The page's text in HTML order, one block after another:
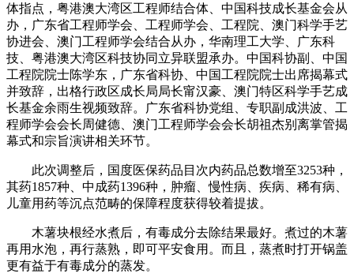
体指点，粤港澳大湾区工程师结合体、中国科技成长基金会从
办，广东省工程师学会、工程师学会、工程院、澳门科学手艺
协进会、澳门工程师学会结合从办，华南理工大学、广东科
技、粤港澳大湾区科技协同立异联盟承办。中国科协副、中国
工程院院士陈学东，广东省科协、中国工程院院士出席揭幕式
并致辞，出格行政区成长局局长甯汉豪、澳门特区科学手艺成
长基金余雨生视频致辞。广东省科协党组、专职副成洪波、工
程师学会会长周健德、澳门工程师学会会长胡祖杰别离掌管揭
幕式和宗旨演讲相关环节。
此次调整后，国度医保药品目次内药品总数增至3253种，
其药1857种、中成药1396种，肿瘤、慢性病、疾病、稀有病、
儿童用药等沉点范畴的保障程度获得较着提拔。
木薯块根经水煮后，有毒成分去除结果最好。煮过的木薯
再用水泡，再行蒸熟，即可平安食用。而且，蒸煮时打开锅盖
更有益于有毒成分的蒸发。